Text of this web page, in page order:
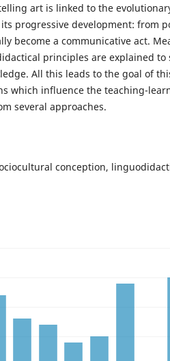
art is linked to the
progressive development: from
become a communicative act.
principles are explained
All this leads to the goal of
which influence the teaching-
several approaches.
conception,